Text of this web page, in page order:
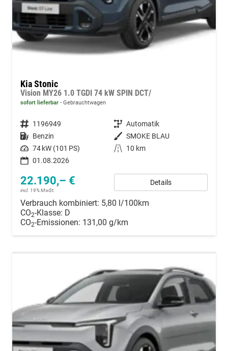
Kia Stonic
Vision MY26 1.0 TGDI 74 kW SPIN DCT/
sofort lieferbar Gebrauchtwagen
Fahrzeugnummer 1196949 Getriebe Automatik
Kraftstoff Benzin Außenfarbe SMOKE BLAU
Leistung 74 kW (101 PS) Kilometerstand
10 km
01.08.2026
22.190,– €
incl. 19% MwSt.
Details
Verbrauch kombiniert: 5,80 l/100km
CO2-Klasse: D
CO2-Emissionen: 131,00 g/km